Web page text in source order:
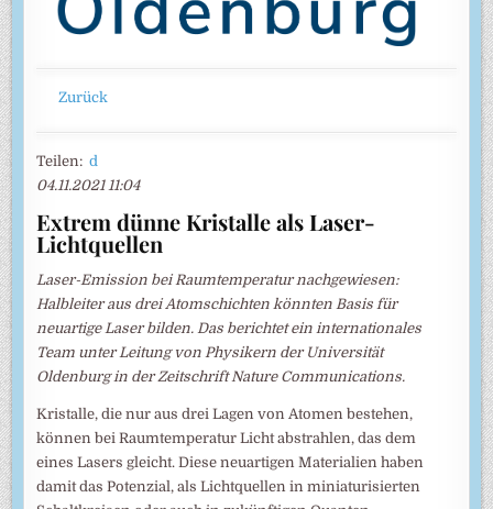
Zurück
Teilen:d
04.11.2021 11:04
Extrem dünne Kristalle als Laser-
Lichtquellen
Laser-Emission bei Raumtemperatur nachgewiesen:
Halbleiter aus drei Atomschichten könnten Basis für
neuartige Laser bilden. Das berichtet ein internationales
Team unter Leitung von Physikern der Universität
Oldenburg in der Zeitschrift Nature Communications.
Kristalle, die nur aus drei Lagen von Atomen bestehen,
können bei Raumtemperatur Licht abstrahlen, das dem
eines Lasers gleicht. Diese neuartigen Materialien haben
damit das Potenzial, als Lichtquellen in miniaturisierten